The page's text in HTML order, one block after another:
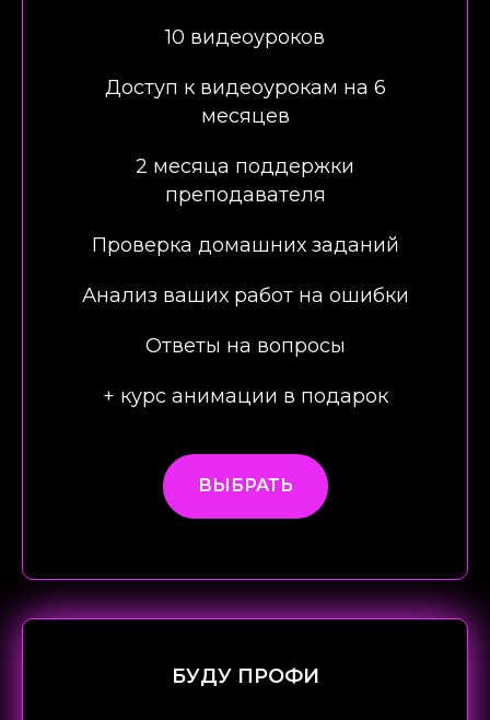
10 видеоуроков
Доступ к видеоурокам на 6
месяцев
2 месяца поддержки
преподавателя
Проверка домашних заданий
Анализ ваших работ на ошибки
Ответы на вопросы
+ курс анимации в подарок
ВЫБРАТЬ
БУДУ ПРОФИ